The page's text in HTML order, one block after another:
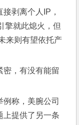
剥离个人IP，
擎就此熄火，但
来则有望依托产
密，有没有能留
称，美腕公司
上提供了另一条